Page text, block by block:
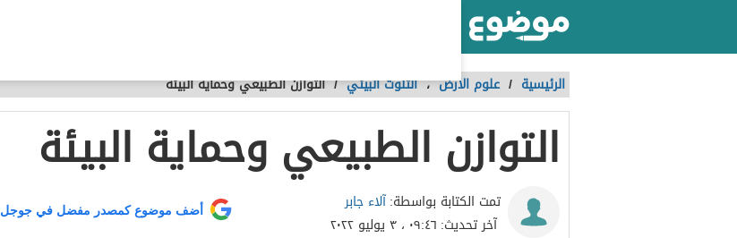
الرئيسية / علوم الأرض،التلوث البيئي /التوازن الطبيعي وحماية البيئة
التوازن الطبيعي وحماية البيئة
تمت الكتابة بواسطة:آلاء جابر
آخر تحديث: ٠٩:٤٦ ، ٣ يوليو ٢٠٢٢
أضف موضوع كمصدر مفضل في جوجل